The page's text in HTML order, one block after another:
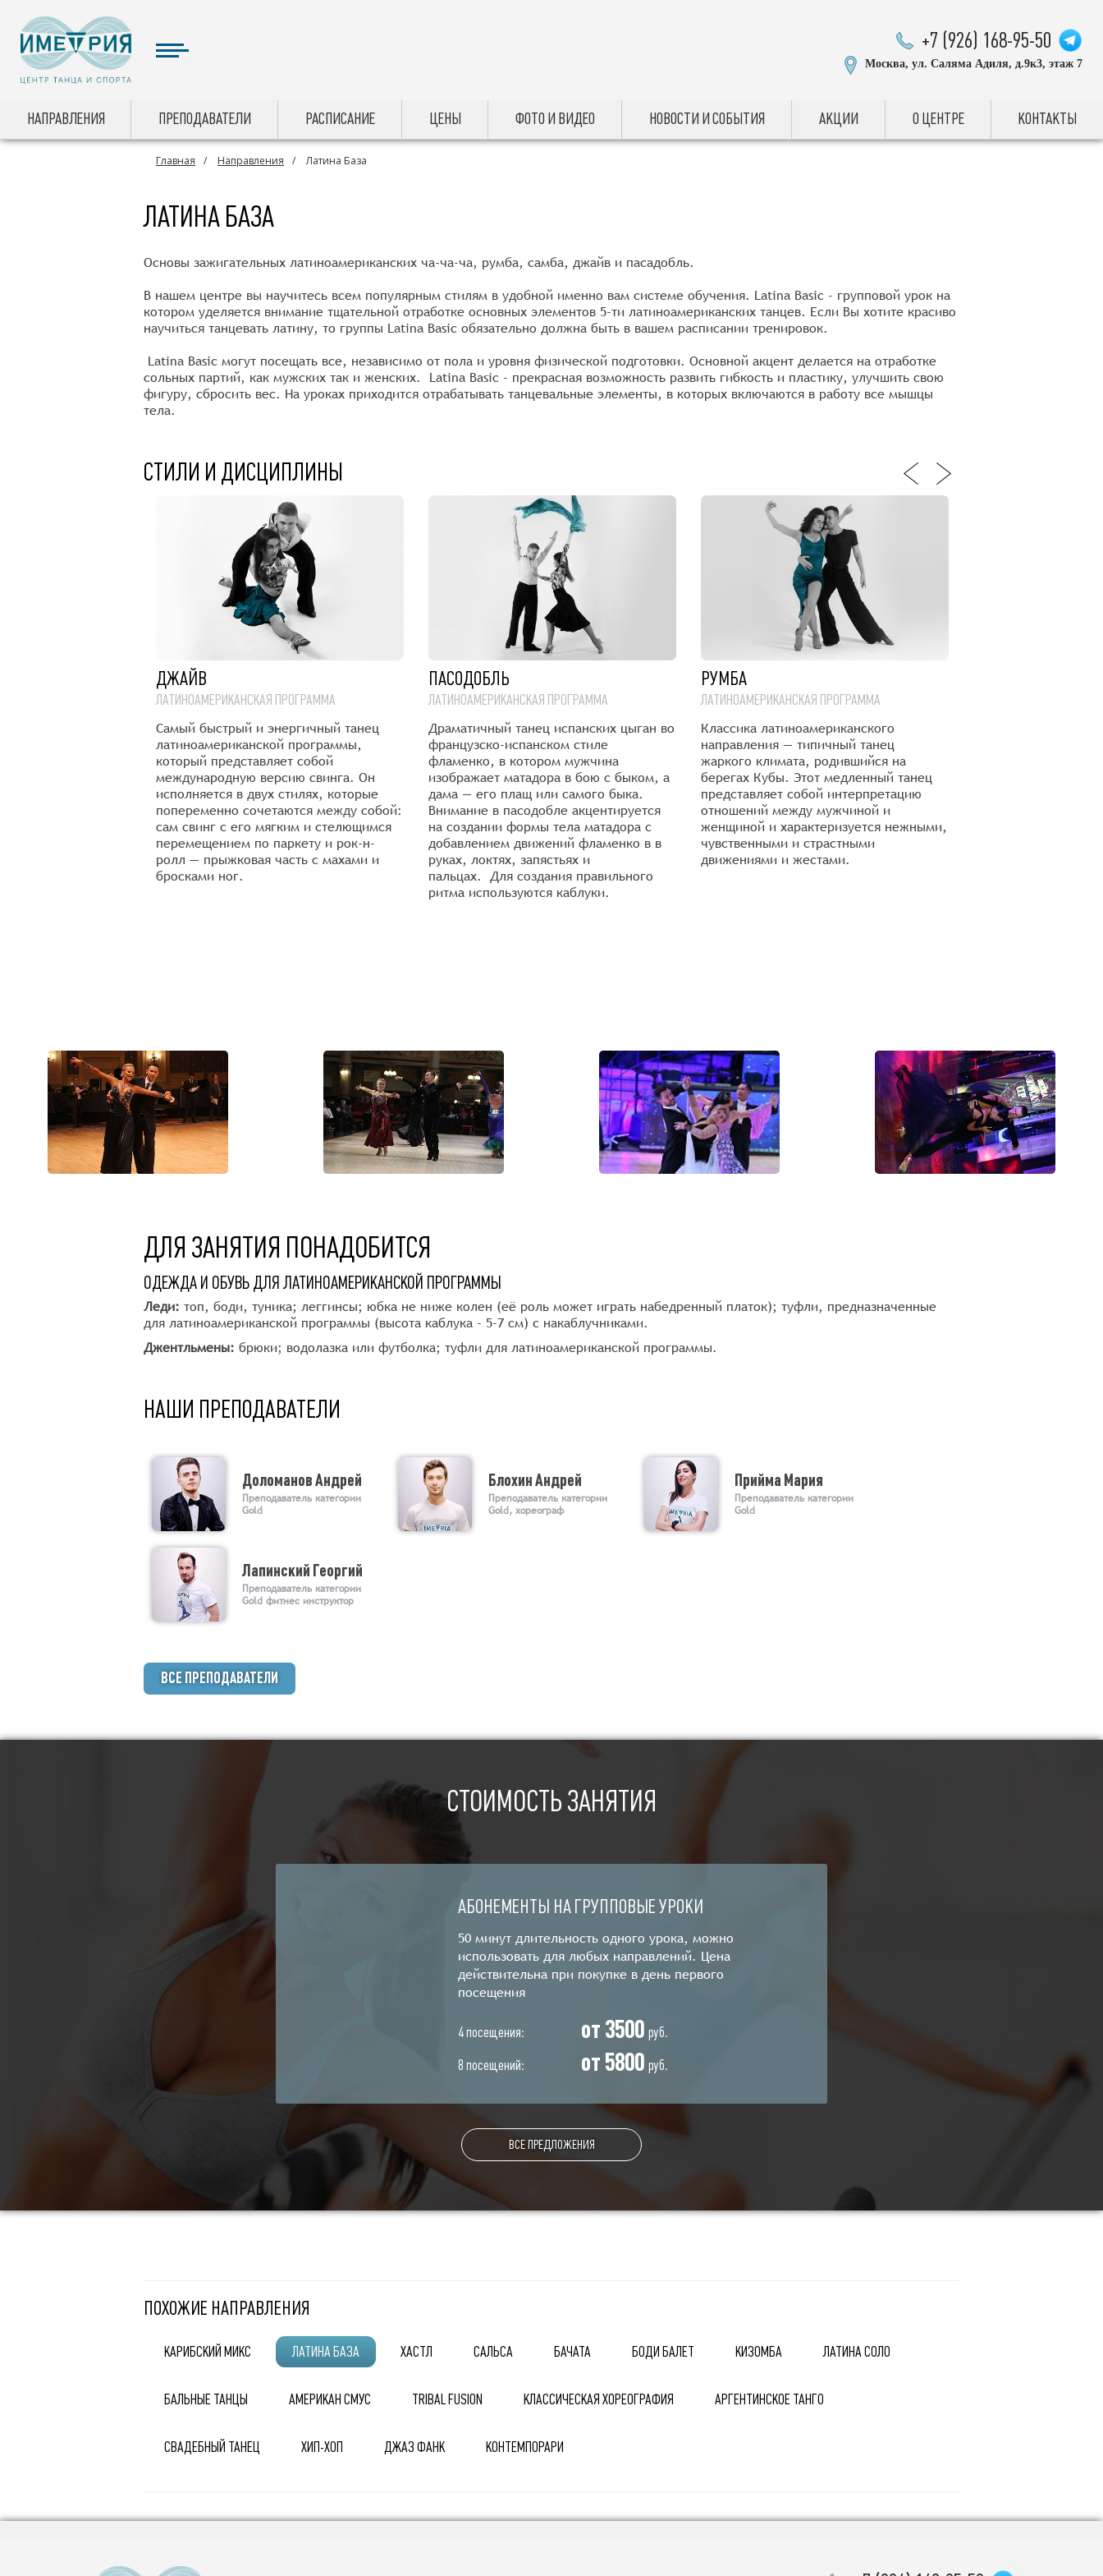
+7 (926) 168-95-50
Москва, ул. Саляма Адиля, д.9к3, этаж 7
НАПРАВЛЕНИЯ ПРЕПОДАВАТЕЛИ РАСПИСАНИЕ ЦЕНЫ ФОТО И ВИДЕО НОВОСТИ И СОБЫТИЯ АКЦИИ О ЦЕНТРЕ КОНТАКТЫ
Главная Направления Латина База
ЛАТИНА БАЗА
Основы зажигательных латиноамериканских ча-ча-ча, румба, самба, джайв и пасадобль.
В нашем центре вы научитесь всем популярным стилям в удобной именно вам системе обучения. Latina Basic - групповой урок на
котором уделяется внимание тщательной отработке основных элементов 5-ти латиноамериканских танцев. Если Вы хотите красиво
научиться танцевать латину, то группы Latina Basic обязательно должна быть в вашем расписании тренировок.
Latina Basic могут посещать все, независимо от пола и уровня физической подготовки. Основной акцент делается на отработке
сольных партий, как мужских так и женских. Latina Basic - прекрасная возможность развить гибкость и пластику, улучшить свою
фигуру, сбросить вес. На уроках приходится отрабатывать танцевальные элементы, в которых включаются в работу все мышцы
тела.
СТИЛИ И ДИСЦИПЛИНЫ
ДЖАЙВ
ЛАТИНОАМЕРИКАНСКАЯ ПРОГРАММА
Самый быстрый и энергичный танец
латиноамериканской программы,
который представляет собой
международную версию свинга. Он
исполняется в двух стилях, которые
попеременно сочетаются между собой:
сам свинг с его мягким и стелющимся
перемещением по паркету и рок-н-
ролл — прыжковая часть с махами и
бросками ног.
ПАСОДОБЛЬ
ЛАТИНОАМЕРИКАНСКАЯ ПРОГРАММА
Драматичный танец испанских цыган во
французско-испанском стиле
фламенко, в котором мужчина
изображает матадора в бою с быком, а
дама — его плащ или самого быка.
Внимание в пасодобле акцентируется
на создании формы тела матадора с
добавлением движений фламенко в в
руках, локтях, запястьях и
пальцах. Для создания правильного
ритма используются каблуки.
РУМБА
ЛАТИНОАМЕРИКАНСКАЯ ПРОГРАММА
Классика латиноамериканского
направления — типичный танец
жаркого климата, родившийся на
берегах Кубы. Этот медленный танец
представляет собой интерпретацию
отношений между мужчиной и
женщиной и характеризуется нежными,
чувственными и страстными
движениями и жестами.
ДЛЯ ЗАНЯТИЯ ПОНАДОБИТСЯ
ОДЕЖДА И ОБУВЬ ДЛЯ ЛАТИНОАМЕРИКАНСКОЙ ПРОГРАММЫ
Леди: топ, боди, туника; леггинсы; юбка не ниже колен (её роль может играть набедренный платок); туфли, предназначенные
для латиноамериканской программы (высота каблука - 5-7 см) с накаблучниками.
Джентльмены: брюки; водолазка или футболка; туфли для латиноамериканской программы.
НАШИ ПРЕПОДАВАТЕЛИ
Доломанов Андрей
Преподаватель категории
Gold
Блохин Андрей
Преподаватель категории
Gold, хореограф
Прийма Мария
Преподаватель категории
Gold
Лапинский Георгий
Преподаватель категории
Gold фитнес инструктор
ВСЕ ПРЕПОДАВАТЕЛИ
СТОИМОСТЬ ЗАНЯТИЯ
АБОНЕМЕНТЫ НА ГРУППОВЫЕ УРОКИ
50 минут длительность одного урока, можно
использовать для любых направлений. Цена
действительна при покупке в день первого
посещения
4 посещения: от 3500 руб.
8 посещений:
от 5800 руб.
ВСЕ ПРЕДЛОЖЕНИЯ
ПОХОЖИЕ НАПРАВЛЕНИЯ
КАРИБСКИЙ МИКС ЛАТИНА БАЗА ХАСТЛ САЛЬСА БАЧАТА БОДИ БАЛЕТ КИЗОМБА ЛАТИНА СОЛО
БАЛЬНЫЕ ТАНЦЫ АМЕРИКАН СМУС TRIBAL FUSION КЛАССИЧЕСКАЯ ХОРЕОГРАФИЯ АРГЕНТИНСКОЕ ТАНГО
СВАДЕБНЫЙ ТАНЕЦ ХИП-ХОП ДЖАЗ ФАНК КОНТЕМПОРАРИ